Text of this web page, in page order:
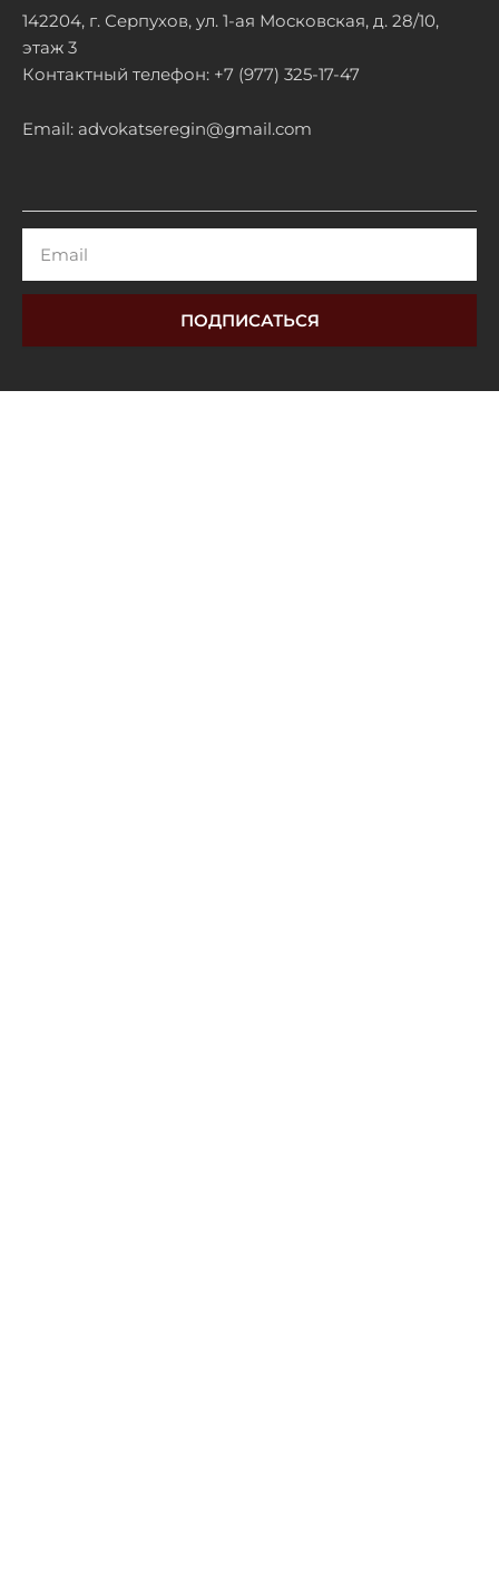
142204, г. Серпухов, ул. 1-ая Московская, д. 28/10,
этаж 3
Контактный телефон: +7 (977) 325-17-47
Email: advokatseregin@gmail.com
ПОДПИСАТЬСЯ